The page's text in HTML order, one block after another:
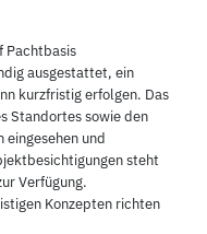
Pachtbasis
ausgestattet, ein
kurzfristig erfolgen. Das
Standortes sowie den
eingesehen und
steht
Verfügung.
Konzepten richten